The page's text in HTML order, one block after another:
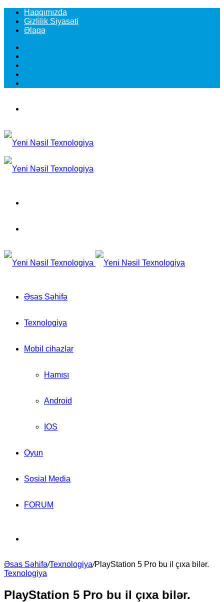
Haqqımızda
Gizlilik Siyasəti
Əlaqə
Əsas Səhifə
Texnologiya
Mobil cihazlar
Hamısı
Android
IOS
Oyun
Sosial Media
FORUM
for
Əsas Səhifə/Texnologiya/PlayStation 5 Pro bu il çıxa bilər.
Texnologiya
PlayStation 5 Pro bu il çıxa bilər.